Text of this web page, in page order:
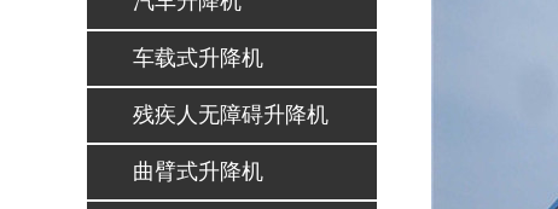
车载式升降机
残疾人无障碍升降机
曲臂式升降机